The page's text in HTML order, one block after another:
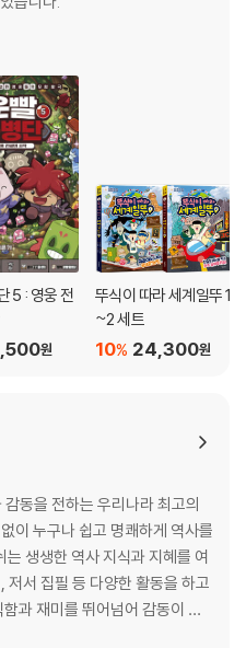
5 : 영웅 전
원
뚜식이 따라 세계일뚜 1
~2 세트
24,300원
10%
동을 전하는 우리나라 최고의
이 누구나 쉽고 명쾌하게 역사를
생생한 역사 지식과 지혜를 여
저서 집필 등 다양한 활동을 하고
과 재미를 뛰어넘어 감동이 있
게 꼭 필요한 지식을 한국사와